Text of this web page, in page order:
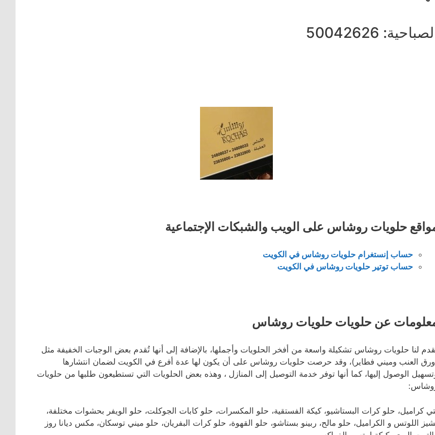
50042626
حلويات روشاس على الويب والشبكات الإجتماعية
حساب إنستغرام حلويات روشاس في الكويت
حساب توتير حلويات روشاس في الكويت
عن حلويات حلويات روشاس
لنا حلويات روشاس تشكيلة واسعة من أفخر الحلويات وأجملها، بالإضافة إلى أنها تُقدم بعض الوجبات الخفيفة مثل
العنب وميني فطاير)، وقد حرصت حلويات روشاس على أن يكون لها عدة أفرع في الكويت لضمان انتشارها
الوصول إليها، كما أنها توفر خدمة التوصيل إلى المنازل ، وهذه بعض الحلويات التي تستطيعون طلبها من حلويات
كراميل، حلو كرات البستاشيو، كيكة الفستقية، حلو المكسرات، حلو كابات الجوكلت، حلو الويفر بحشوات مختلفة،
اللوتس و الكراميل، حلو مالح، ربينو بستاشو، حلو القهوة، حلو كرات البفريان، حلو ميني توسكان، مكس ديانا روز